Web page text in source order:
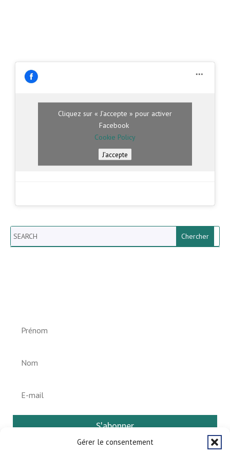
Gérer le consentement
Cliquez sur « J’accepte » pour activer
Facebook
Cookie Policy
J’accepte
Search
S'abonner